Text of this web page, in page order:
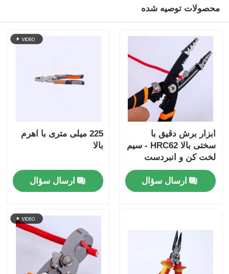
چنگال های الکترونیک
ابزارهای ضد آفتاب
انبردست حلقه ای
چنگال های مفصلی
محصولات توصیه شده
ابزار برش دقیق با
سختی بالا HRC62 - سیم
لخت کن و انبردست
ترکیبی برای مواد فوق
سخت
ارسال سؤال
225 میلی متری با اهرم
بالا
ارسال سؤال